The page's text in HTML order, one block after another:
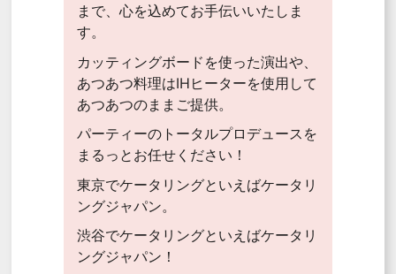
まで、心を込めてお手伝いいたしま
す。
カッティングボードを使った演出や、
あつあつ料理はIHヒーターを使用して
あつあつのままご提供。
パーティーのトータルプロデュースを
まるっとお任せください！
東京でケータリングといえばケータリ
ングジャパン。
渋谷でケータリングといえばケータリ
ングジャパン！